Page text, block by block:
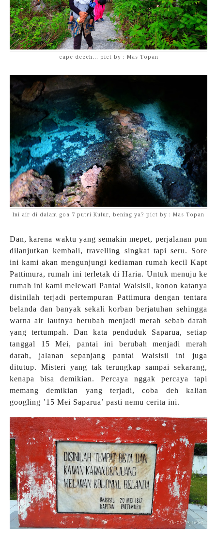
cape deeeh... pict by : Mas Topan
Ini air di dalam goa 7 putri Kulur, bening ya? pict by : Mas Topan
Dan, karena waktu yang semakin mepet, perjalanan pun
dilanjutkan kembali, travelling singkat tapi seru. Sore
ini kami akan mengunjungi kediaman rumah kecil Kapt
Pattimura, rumah ini terletak di Haria. Untuk menuju ke
rumah ini kami melewati Pantai Waisisil, konon katanya
disinilah terjadi pertempuran Pattimura dengan tentara
belanda dan banyak sekali korban berjatuhan sehingga
warna air lautnya berubah menjadi merah sebab darah
yang tertumpah. Dan kata penduduk Saparua, setiap
tanggal 15 Mei, pantai ini berubah menjadi merah
darah, jalanan sepanjang pantai Waisisil ini juga
ditutup. Misteri yang tak terungkap sampai sekarang,
kenapa bisa demikian. Percaya nggak percaya tapi
memang demikian yang terjadi, coba deh kalian
googling ’15 Mei Saparua’ pasti nemu cerita ini.